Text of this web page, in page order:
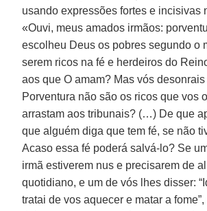
usando expressões fortes e incisivas
«Ouvi, meus amados irmãos:
escolheu Deus os pobres segundo o
serem ricos na fé e herdeiros do
aos que O amam? Mas vós desonrais
Porventura não são os ricos que vos
arrastam aos tribunais? (…) De que
que alguém diga que tem fé, se não
Acaso essa fé poderá salvá-lo? Se
irmã estiverem nus e precisarem de
quotidiano, e um de vós lhes disser:
tratai de vos aquecer e matar a